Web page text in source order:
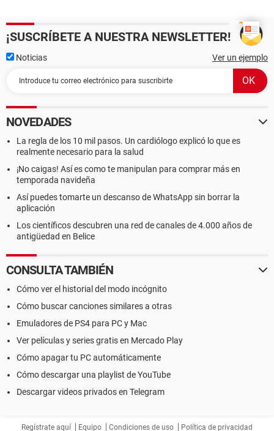
¡SUSCRÍBETE A NUESTRA NEWSLETTER!
Noticias Ver un ejemplo
NOVEDADES
La regla de los 10 mil pasos. Un cardiólogo explicó lo que es
realmente necesario para la salud
¡No caigas! Así es como te manipulan para comprar más en
temporada navideña
Así puedes tomarte un descanso de WhatsApp sin borrar la
aplicación
Los científicos descubren una red de canales de 4.000 años de
antigüedad en Belice
CONSULTA TAMBIÉN
Cómo ver el historial del modo incógnito
Cómo buscar canciones similares a otras
Emuladores de PS4 para PC y Mac
Ver películas y series gratis en Mercado Play
Cómo apagar tu PC automáticamente
Cómo descargar una playlist de YouTube
Descargar videos privados en Telegram
Regístrate aquí Equipo Condiciones de uso Política de privacidad